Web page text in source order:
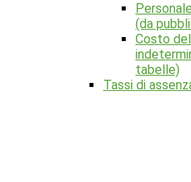
(da
Costo
tabelle)
Tassi di